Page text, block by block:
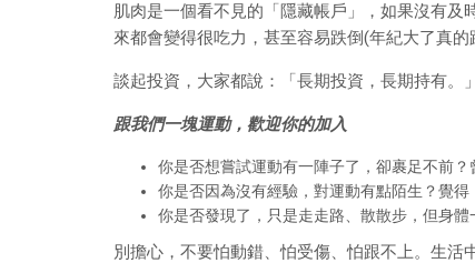
肌肉是一個看不見的「隱藏帳戶」，如果沒有
來都會變得很吃力，甚至容易跌倒(年紀大了真
談起投資，大家都說：「長期投資，長期持有。
跟我們一塊運動，歡迎你的加入
你是否想嘗試運動有一陣子了，卻裹足不前？
你是否因為沒有經驗，對運動有點陌生？覺得
你是否發現了，只是走走路、散散步，但身
別擔心，不要怕動錯、怕受傷、怕跟不上。生活